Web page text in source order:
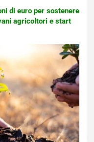
di euro per sostenere
agricoltori e start